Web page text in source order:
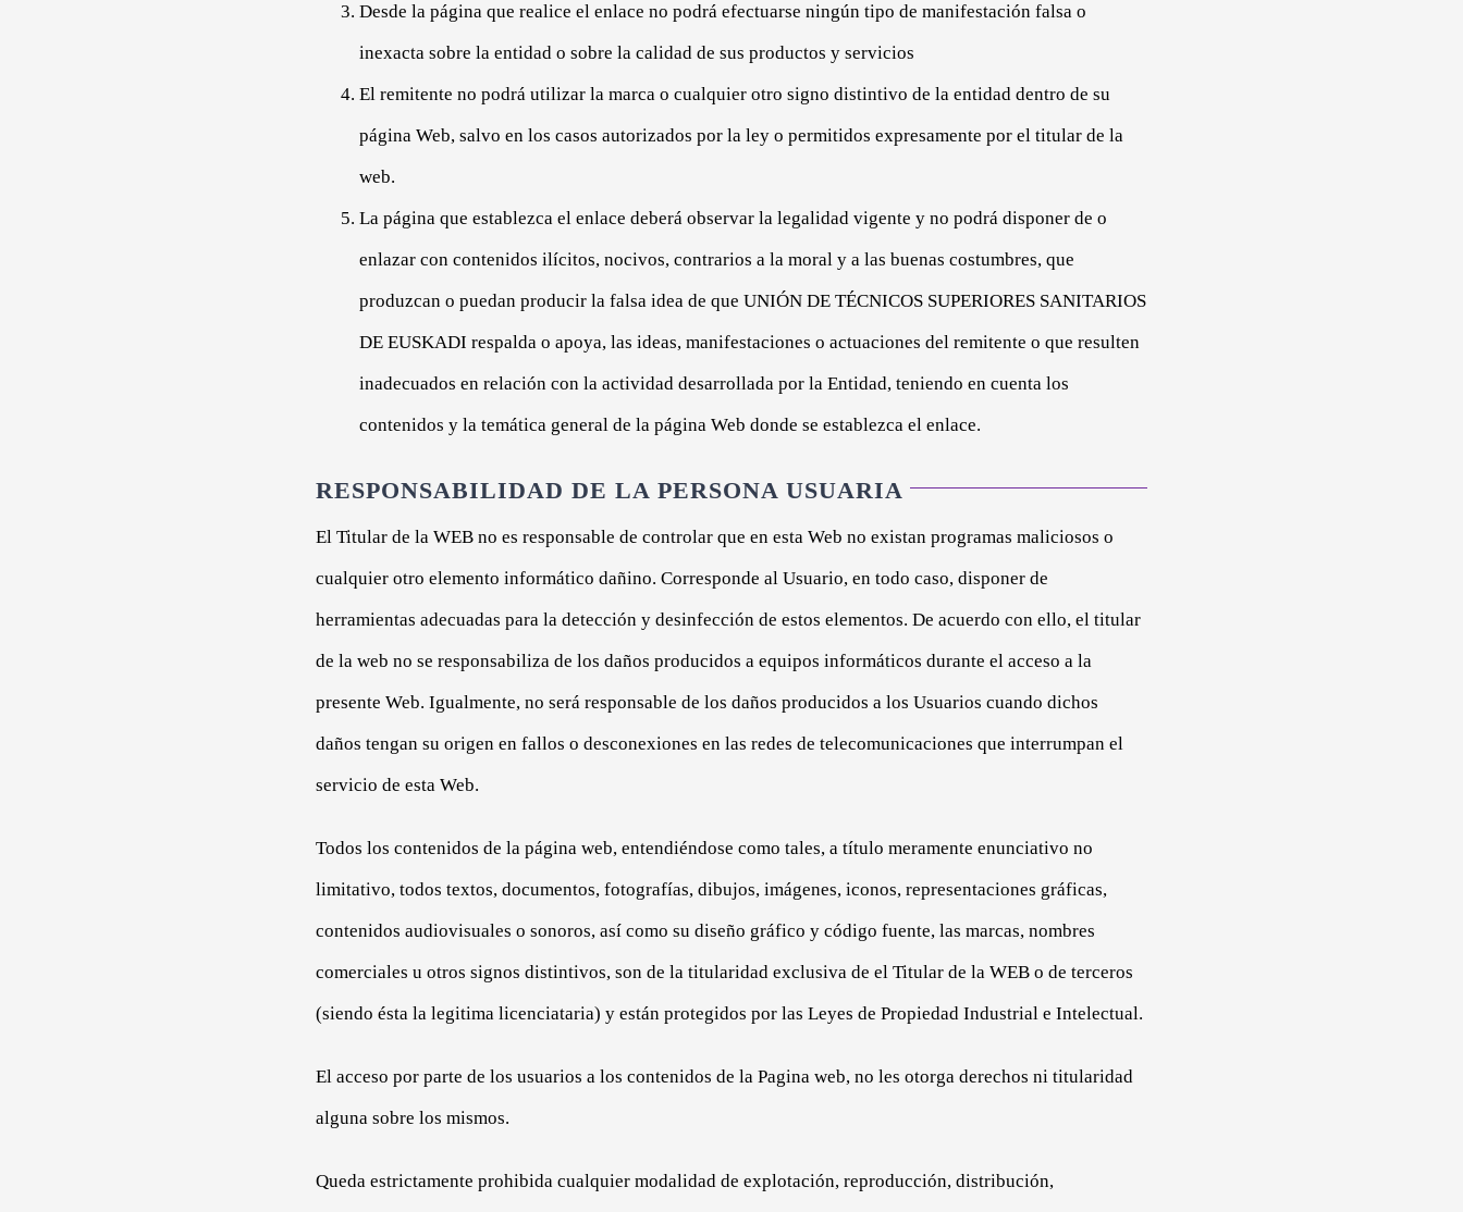
Desde la página que realice el enlace no podrá efectuarse ningún tipo de manifestación falsa o
inexacta sobre la entidad o sobre la calidad de sus productos y servicios
El remitente no podrá utilizar la marca o cualquier otro signo distintivo de la entidad dentro de su
página Web, salvo en los casos autorizados por la ley o permitidos expresamente por el titular de la
web.
La página que establezca el enlace deberá observar la legalidad vigente y no podrá disponer de o
enlazar con contenidos ilícitos, nocivos, contrarios a la moral y a las buenas costumbres, que
produzcan o puedan producir la falsa idea de que UNIÓN DE TÉCNICOS SUPERIORES SANITARIOS
DE EUSKADI respalda o apoya, las ideas, manifestaciones o actuaciones del remitente o que resulten
inadecuados en relación con la actividad desarrollada por la Entidad, teniendo en cuenta los
contenidos y la temática general de la página Web donde se establezca el enlace.
RESPONSABILIDAD DE LA PERSONA USUARIA
El Titular de la WEB no es responsable de controlar que en esta Web no existan programas maliciosos o
cualquier otro elemento informático dañino. Corresponde al Usuario, en todo caso, disponer de
herramientas adecuadas para la detección y desinfección de estos elementos. De acuerdo con ello, el titular
de la web no se responsabiliza de los daños producidos a equipos informáticos durante el acceso a la
presente Web. Igualmente, no será responsable de los daños producidos a los Usuarios cuando dichos
daños tengan su origen en fallos o desconexiones en las redes de telecomunicaciones que interrumpan el
servicio de esta Web.
Todos los contenidos de la página web, entendiéndose como tales, a título meramente enunciativo no
limitativo, todos textos, documentos, fotografías, dibujos, imágenes, iconos, representaciones gráficas,
contenidos audiovisuales o sonoros, así como su diseño gráfico y código fuente, las marcas, nombres
comerciales u otros signos distintivos, son de la titularidad exclusiva de el Titular de la WEB o de terceros
(siendo ésta la legitima licenciataria) y están protegidos por las Leyes de Propiedad Industrial e Intelectual.
El acceso por parte de los usuarios a los contenidos de la Pagina web, no les otorga derechos ni titularidad
alguna sobre los mismos.
Queda estrictamente prohibida cualquier modalidad de explotación, reproducción, distribución,